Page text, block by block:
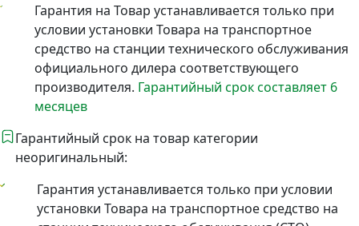
Гарантия на Товар устанавливается только при
условии установки Товара на транспортное
средство на станции технического обслуживания
официального дилера соответствующего
производителя. Гарантийный срок составляет 6
месяцев
Гарантийный срок на товар категории
неоригинальный:
Гарантия устанавливается только при условии
установки Товара на транспортное средство на